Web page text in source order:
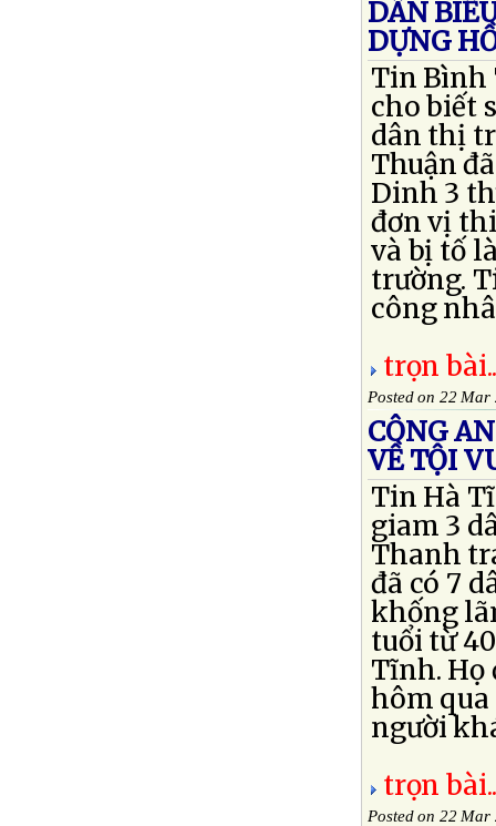
DÂN
DỰNG
Tin Bình
cho biết
dân thị
Thuận
Dinh 3
đơn vị
và bị tố
trường.
công
trọn
Posted on 22 Mar
CÔNG
VỀ TỘI
Tin Hà
giam 3
Thanh
đã có 7
khống
tuổi từ
Tĩnh. Họ
hôm qua
người
trọn
Posted on 22 Mar